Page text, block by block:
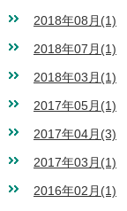
2018年08月(1)
2018年07月(1)
2018年03月(1)
2017年05月(1)
2017年04月(3)
2017年03月(1)
2016年02月(1)